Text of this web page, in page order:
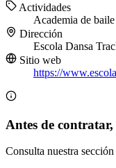
Actividades
Academia de baile
Dirección
Escola Dansa
Sitio web
https://
Antes de
Consulta nuestra